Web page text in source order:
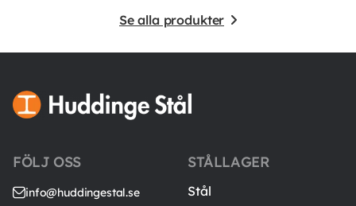
Se alla produkter
FÖLJ OSS
info@huddingestal.se
STÅLLAGER
Stål